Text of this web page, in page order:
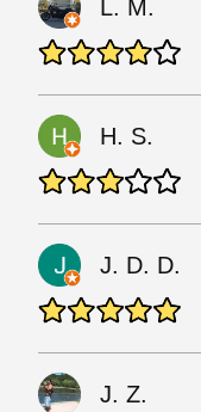
L. M.
H. S.
J. D. D.
J. Z.